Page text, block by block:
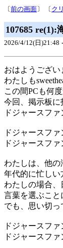
〔前の画面〕 〔 ク
107685 re(1):
2026/4/12(日)21:48
おはようござい
わたしも
この間PCも何
今回、掲示板に
ドジャースフ
ドジャースフ
ドジャースフ
わたしは、他の
年代的に忙しい
わたしの場合、
言葉を選ぶこと
でも、思い切っ
ドジャースフ
ドジャースフ